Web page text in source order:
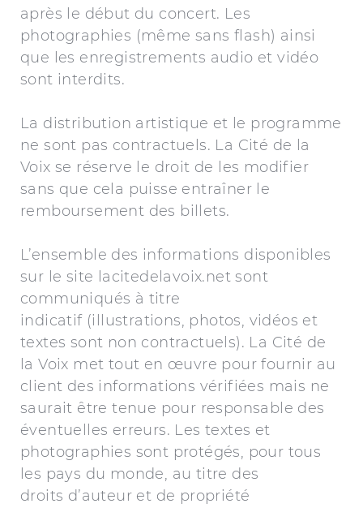
après le début du concert. Les
photographies (même sans flash) ainsi
que les enregistrements audio et vidéo
sont interdits.
La distribution artistique et le programme
ne sont pas contractuels. La Cité de la
Voix se réserve le droit de les modifier
sans que cela puisse entraîner le
remboursement des billets.
L’ensemble des informations disponibles
sur le site lacitedelavoix.net sont
communiqués à titre
indicatif (illustrations, photos, vidéos et
textes sont non contractuels). La Cité de
la Voix met tout en œuvre pour fournir au
client des informations vérifiées mais ne
saurait être tenue pour responsable des
éventuelles erreurs. Les textes et
photographies sont protégés, pour tous
les pays du monde, au titre des
droits d’auteur et de propriété